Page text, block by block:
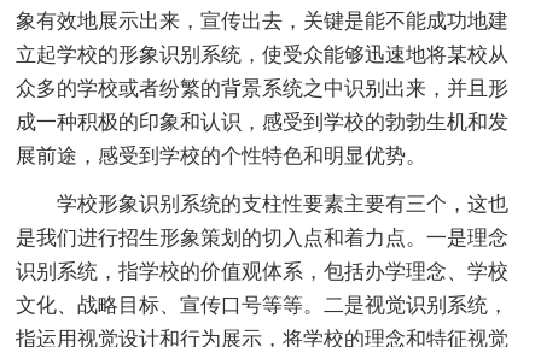
象有效地展示出来，宣传出去，关键是能不能成功地建
立起学校的形象识别系统，使受众能够迅速地将某校从
众多的学校或者纷繁的背景系统之中识别出来，并且形
成一种积极的印象和认识，感受到学校的勃勃生机和发
展前途，感受到学校的个性特色和明显优势。
学校形象识别系统的支柱性要素主要有三个，这也
是我们进行招生形象策划的切入点和着力点。一是理念
识别系统，指学校的价值观体系，包括办学理念、学校
文化、战略目标、宣传口号等等。二是视觉识别系统，
指运用视觉设计和行为展示，将学校的理念和特征视觉